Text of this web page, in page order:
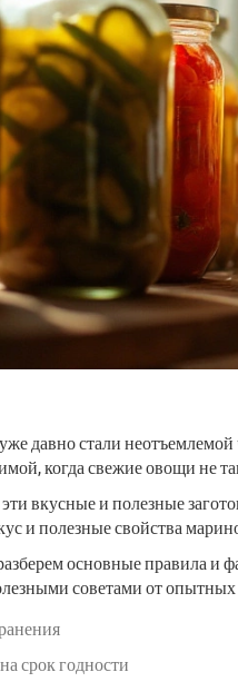
давно стали неотъемлемой
когда свежие овощи не
вкусные и полезные
и полезные свойства
основные правила и
советами от опытных
срок годности